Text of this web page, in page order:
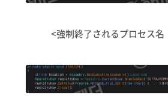
<強制終了されるプロセス名